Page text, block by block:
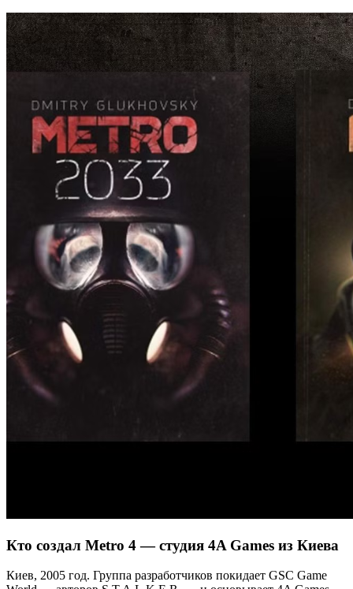
Кто создал Metro 4 — студия 4A Games из Киева
Киев, 2005 год. Группа разработчиков покидает GSC Game